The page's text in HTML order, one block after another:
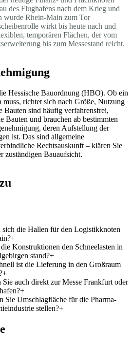
des Flughafens nach dem Krieg und
wurde Rhein-Main zum Tor
wirkt bis heute nach und
temporären Flächen, der vom
bis zum Messestand reicht.
Hessische Bauordnung (HBO). Ob ein
richtet sich nach Größe, Nutzung
Bauten sind häufig verfahrensfrei,
Bauten und brauchen ab bestimmten
deren Aufstellung der
ist. Das sind allgemeine
Rechtsauskunft – klären Sie
zuständigen Bauaufsicht.
sich die Hallen für den Logistikknoten
+
Konstruktionen den Schneelasten in
stand?+
ist die Lieferung in den Großraum
+
Sie auch direkt zur Messe Frankfurt oder
+
Sie Umschlagfläche für die Pharma-
stellen?+